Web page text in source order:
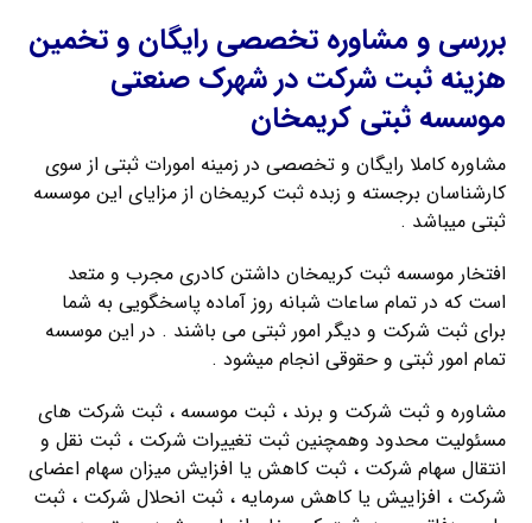
بررسی و مشاوره تخصصی رایگان و تخمین
هزینه ثبت شرکت در شهرک صنعتی
موسسه ثبتی کریمخان
مشاوره کاملا رایگان و تخصصی در زمینه امورات ثبتی از سوی
کارشناسان برجسته و زبده ثبت کریمخان از مزایای این موسسه
ثبتی میباشد .
افتخار موسسه ثبت کریمخان داشتن کادری مجرب و متعد
است که در تمام ساعات شبانه روز آماده پاسخگویی به شما
برای ثبت شرکت و دیگر امور ثبتی می باشند . در این موسسه
تمام امور ثبتی و حقوقی انجام میشود .
مشاوره و ثبت شرکت و برند ، ثبت موسسه ، ثبت شرکت های
مسئولیت محدود وهمچنین ثبت تغییرات شرکت ، ثبت نقل و
انتقال سهام شرکت ، ثبت کاهش یا افزایش میزان سهام اعضای
شرکت ، افزاییش یا کاهش سرمایه ، ثبت انحلال شرکت ، ثبت